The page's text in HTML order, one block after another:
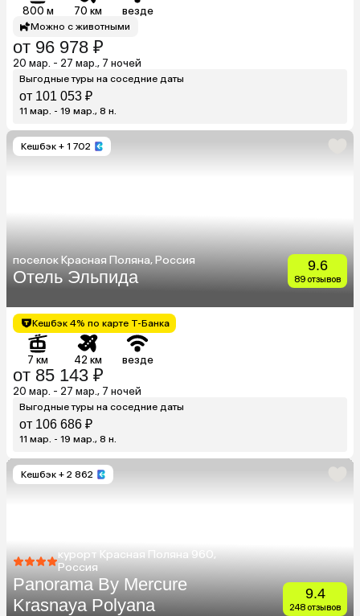
800 м 70 км везде
Можно с животными
от 96 978 ₽
20 мар. - 27 мар., 7 ночей
Выгодные туры на соседние даты
от 101 053 ₽
11 мар. - 19 мар., 8 н.
Кешбэк + 1 702
поселок Красная Поляна, Россия
Отель Эльпида
9.6
89 отзывов
Кешбэк 4% по карте Т-Банка
7 км 42 км везде
от 85 143 ₽
20 мар. - 27 мар., 7 ночей
Выгодные туры на соседние даты
от 106 686 ₽
11 мар. - 19 мар., 8 н.
Кешбэк + 2 862
курорт Красная Поляна 960,
Россия
Panorama By Mercure
Krasnaya Polyana
9.4
248 отзывов